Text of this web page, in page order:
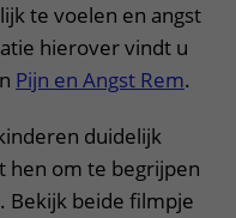
te voelen en angst
hierover vindt u
Pijn en Angst Rem.
duidelijk
hen om te begrijpen
Bekijk beide filmpje